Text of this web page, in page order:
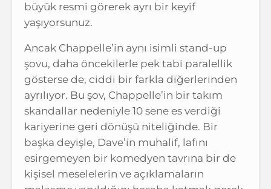
büyük resmi görerek ayrı bir keyif
yaşıyorsunuz.
Ancak Chappelle’in aynı isimli stand-up
şovu, daha öncekilerle pek tabi paralellik
gösterse de, ciddi bir farkla diğerlerinden
ayrılıyor. Bu şov, Chappelle’in bir takım
skandallar nedeniyle 10 sene es verdiği
kariyerine geri dönüşü niteliğinde. Bir
başka deyişle, Dave’in muhalif, lafını
esirgemeyen bir komedyen tavrına bir de
kişisel meselelerin ve açıklamaların